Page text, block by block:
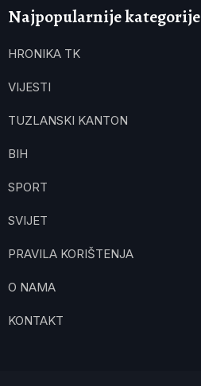
Najpopularnije kategorije
HRONIKA TK
VIJESTI
TUZLANSKI KANTON
BIH
SPORT
SVIJET
PRAVILA KORIŠTENJA
O NAMA
KONTAKT